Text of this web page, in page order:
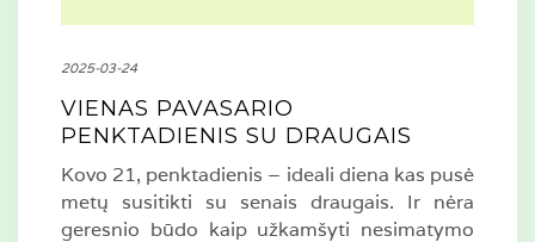
2025-03-24
VIENAS PAVASARIO
PENKTADIENIS SU DRAUGAIS
Kovo 21, penktadienis – ideali diena kas pusė
metų susitikti su senais draugais. Ir nėra
geresnio būdo kaip užkamšyti nesimatymo